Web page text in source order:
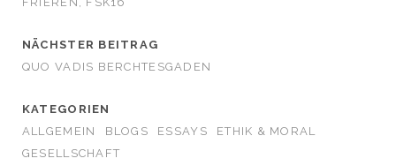
NÄCHSTER BEITRAG
QUO VADIS BERCHTESGADEN
KATEGORIEN
ALLGEMEIN
BLOGS ESSAYS
ETHIK & MORAL
GESELLSCHAFT